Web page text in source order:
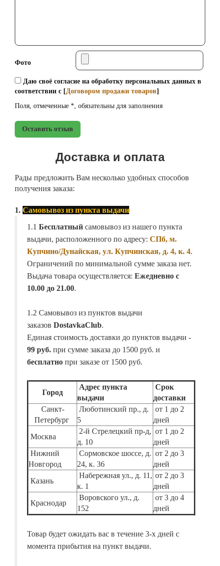
Фото
Даю своё согласие на обработку персональных данных в
соответствии с [Договором продажи товаров]
Поля, отмеченные *, обязательны для заполнения
Оставить отзыв
Доставка и оплата
Рады предложить Вам несколько удобных способов
получения заказа:
1. Самовывоз из пункта выдачи
1.1 Бесплатный самовывоз из нашего пункта
выдачи, расположенного по адресу: СПб, м.
Купчино/Дунайская, ул. Купчинская, д. 4, к. 4.
Ограничений по минимальной сумме заказа нет.
Выдача товара осуществляется: Ежедневно с
10.00 до 21.00.
1.2 Самовывоз из пунктов выдачи
заказов DostavkaClub.
Единая стоимость доставки до пунктов выдачи -
99 руб. при сумме заказа до 1500 руб. и
бесплатно при заказе от 1500 руб.
Город
Адрес пункта
выдачи
Срок
доставки
Санкт-
Петербург
Люботинский пр., д.
5
от 1 до 2
дней
Москва
2-й Стрелецкий пр-д,
д. 10
от 1 до 2
дней
Нижний
Новгород
Сормовское шоссе, д.
24, к. 36
от 2 до 3
дней
Казань
Набережная ул., д. 11,
к. 1
от 2 до 3
дней
Краснодар
Воровского ул., д.
152
от 3 до 4
дней
Товар будет ожидать вас в течение 3-х дней с
момента прибытия на пункт выдачи.